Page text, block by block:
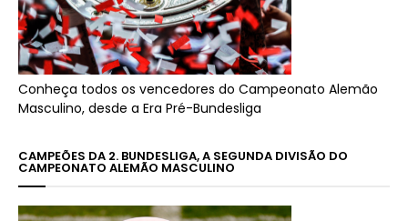
Conheça todos os vencedores do Campeonato Alemão
Masculino, desde a Era Pré-Bundesliga
CAMPEÕES DA 2. BUNDESLIGA, A SEGUNDA DIVISÃO DO
CAMPEONATO ALEMÃO MASCULINO